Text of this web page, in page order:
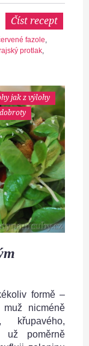
Číst recept
fazole
protlak
jak z výlohy
formě –
nicméně
už poměrně